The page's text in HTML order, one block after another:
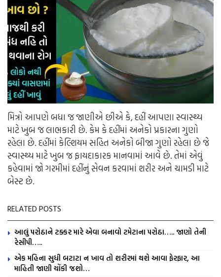
મિત્રો આપણે બધા જ જાણીએ છીએ કે, દહીં આપણા સ્વાસ્થ્ય
માટે ખુબ જ લાભકારી છે. કેમ કે દહીંમાં અનેકો પ્રકારના ગુણો
રહેલા છે. દહીંમાં કેલ્શિયમ સહિત અનેકો બીજા ગુણો રહેલા છે જે
સ્વાસ્થ્ય માટે ખુબ જ ફાયદાકારક માનવામાં આવે છે. તેમાં એવું
કહેવામાં જો ગરમીમાં દહીંનું સેવન કરવામાં શરીર અને ચામડી માટે
બેસ્ટ છે.
RELATED POSTS
આલું પરોઠાને ટક્કર મારે એવા બનાવો ટમેટાના પરોઠા….. જાણો તેની
રેસીપી…..
એક મહિના સુધી બટાટા ન ખાવ તો શરીરમાં થશે આવા ફેરફાર, આ
માહિતી જાણી ચોંકી જશો…